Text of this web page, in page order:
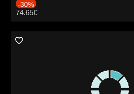
-30%
74.65€